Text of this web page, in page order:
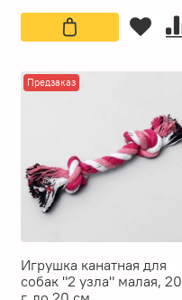
Предзаказ
Игрушка канатная для
собак "2 узла" малая, 20